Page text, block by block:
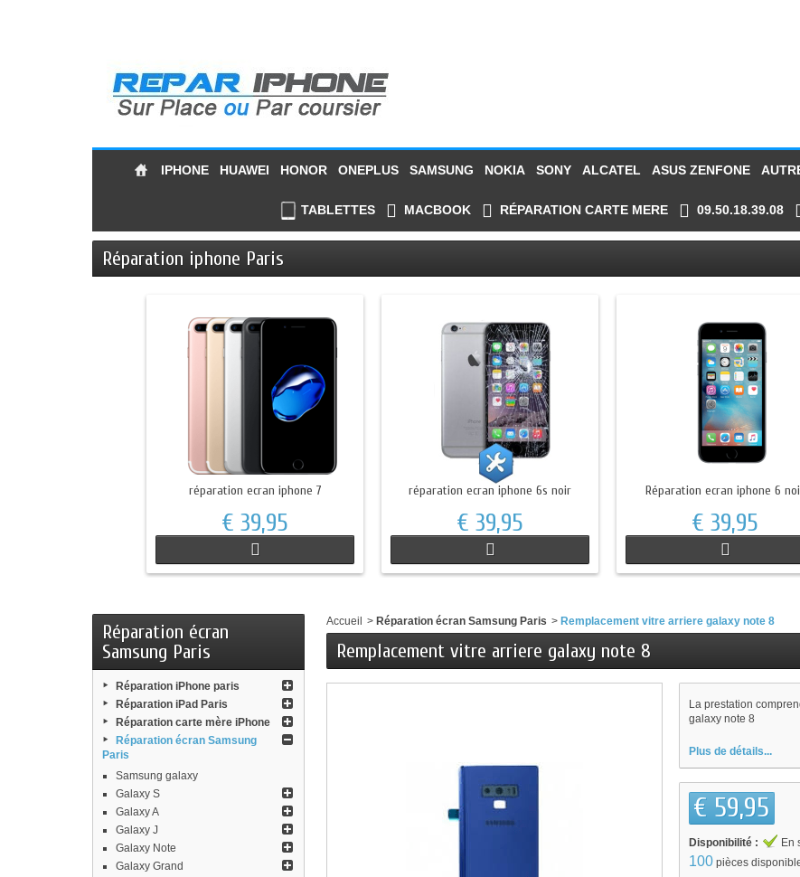
IPHONE HUAWEI HONOR ONEPLUS SAMSUNG NOKIA SONY ALCATEL ASUS ZENFONE
TABLETTES MACBOOK RÉPARATION CARTE MERE 09.50.18.39.08
Réparation iphone Paris
réparation ecran iphone 7
€ 39,95
réparation ecran iphone 6s noir
€ 39,95
Réparation ecran iphone 6
€ 39,95
Réparation écran
Samsung Paris
Réparation iPhone paris
Réparation iPad Paris
Réparation carte mère iPhone
Réparation écran Samsung
Paris
Samsung galaxy
Galaxy S
Galaxy A
Galaxy J
Galaxy Note
Galaxy Grand
Accueil > Réparation écran Samsung Paris > Remplacement vitre arriere galaxy note 8
Remplacement vitre arriere galaxy note 8
La prestation
galaxy note 8
Plus de détails...
€ 59,95
Disponibilité : En
100 pièces